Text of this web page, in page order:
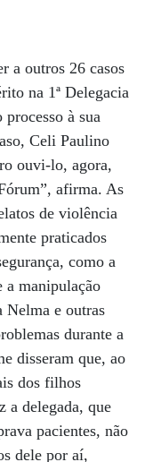
a outros 26 casos
na 1ª Delegacia
à sua
Celi Paulino
ouvi-lo, agora,
afirma. As
de violência
praticados
como a
a manipulação
Nelma e outras
durante a
disseram que, ao
dos filhos
a delegada, que
pacientes, não
dele por aí,